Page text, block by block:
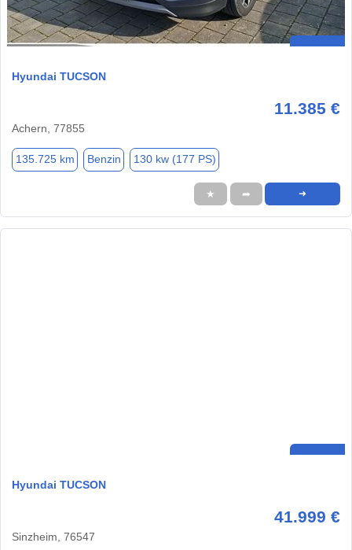
Hyundai TUCSON
11.385 €
Achern, 77855
135.725 km Benzin 130 kw (177 PS)
★ ➦ ➜
Hyundai TUCSON
41.999 €
Sinzheim, 76547